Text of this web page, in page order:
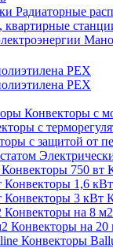
Радиаторные
квартирные
PEX
PEX
Конвекторы с
с
с защитой от
Конвекторы 750 вт
Конвекторы 1,6 кВт
Конвекторы 3 кВт
Конвекторы на 8 м2
Конвекторы на 20
Конвекторы